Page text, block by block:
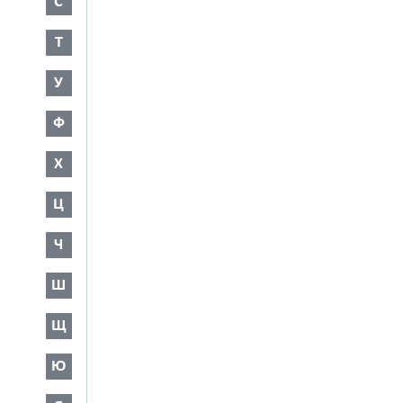
Т
У
Ф
Х
Ц
Ч
Ш
Щ
Ю